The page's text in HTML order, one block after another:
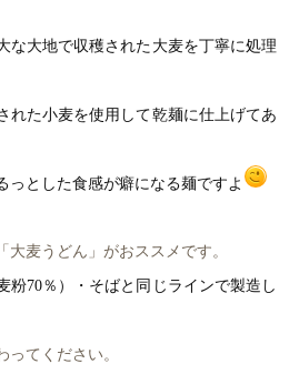
な大地で収穫された大麦を丁寧に処理
れた小麦を使用して乾麺に仕上げてあ
っとした食感が癖になる麺ですよ
麦うどん」がおススメです。
粉70％ ）・そばと同じラインで製造し
てください。